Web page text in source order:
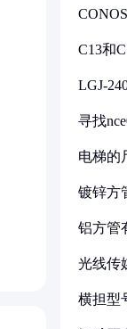
C13和
LGJ-
寻找
电梯的
镀锌方
铝方管
光线传
横担型